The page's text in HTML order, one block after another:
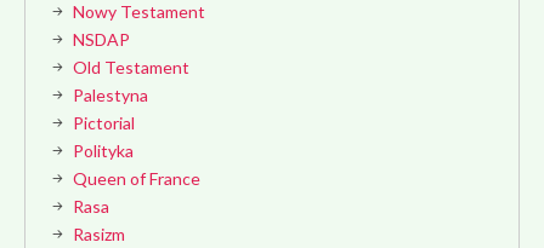
Nowy Testament
NSDAP
Old Testament
Palestyna
Pictorial
Polityka
Queen of France
Rasa
Rasizm